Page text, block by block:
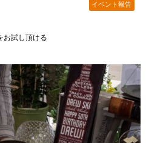
イベント報告
お試し頂ける